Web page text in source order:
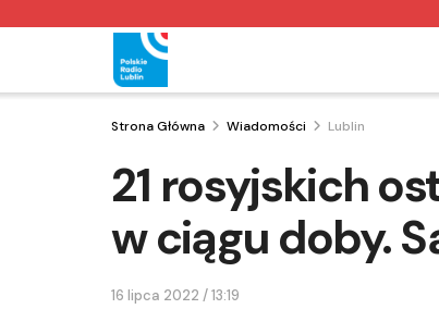
Strona Główna Wiadomości Lublin
21 rosyjskich
w ciągu doby.
16 lipca 2022 / 13:19